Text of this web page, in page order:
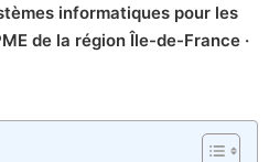
informatiques pour les
de la région Île-de-France ·